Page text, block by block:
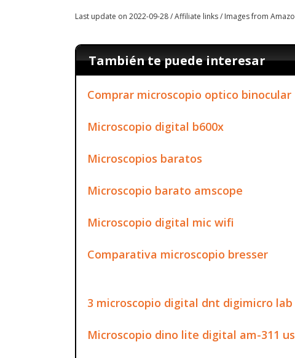
Last update on 2022-09-28 / Affiliate links / Images from
También te puede interesar
Comprar microscopio optico binocular
Microscopio digital b600x
Microscopios baratos
Microscopio barato amscope
Microscopio digital mic wifi
Comparativa microscopio bresser
3 microscopio digital dnt digimicro lab
Microscopio dino lite digital am-311